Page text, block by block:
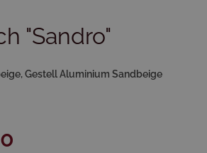
"Sandro"
Gestell Aluminium Sandbeige